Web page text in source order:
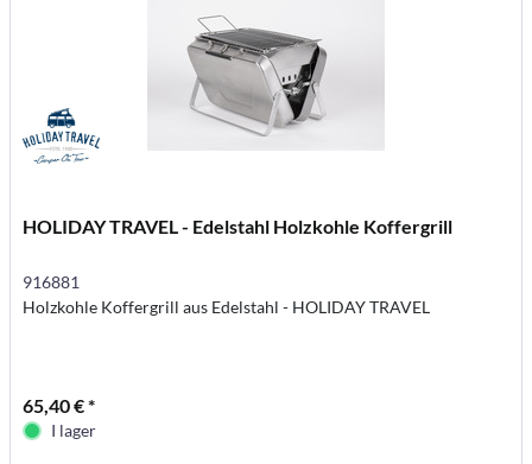
HOLIDAY TRAVEL - Edelstahl Holzkohle Koffergrill
916881
Holzkohle Koffergrill aus Edelstahl - HOLIDAY TRAVEL
65,40 € *
I lager